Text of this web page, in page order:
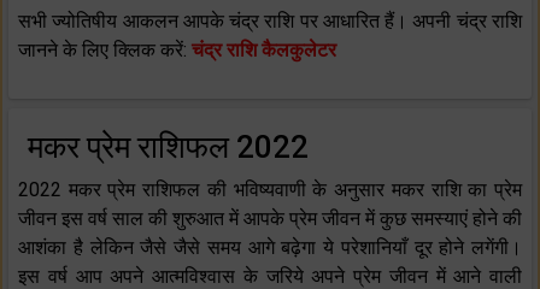
सभी ज्योतिषीय आकलन आपके चंद्र राशि पर आधारित हैं। अपनी चंद्र राशि
जानने के लिए क्लिक करें: चंद्र राशि कैलकुलेटर
मकर प्रेम राशिफल 2022
2022 मकर प्रेम राशिफल की भविष्यवाणी के अनुसार मकर राशि का प्रेम
जीवन इस वर्ष साल की शुरुआत में आपके प्रेम जीवन में कुछ समस्याएं होने की
आशंका है लेकिन जैसे जैसे समय आगे बढ़ेगा ये परेशानियाँ दूर होने लगेंगी।
इस वर्ष आप अपने आत्मविश्वास के जरिये अपने प्रेम जीवन में आने वाली